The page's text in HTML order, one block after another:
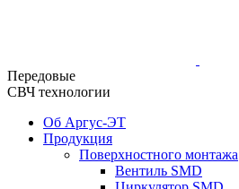
Передовые
СВЧ технологии
Об Аргус-ЭТ
Продукция
Поверхностного монтажа
Вентиль SMD